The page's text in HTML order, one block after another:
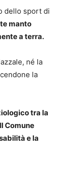
dello sport di
manto
a terra.
né la
la
tra la
Il Comune
e la